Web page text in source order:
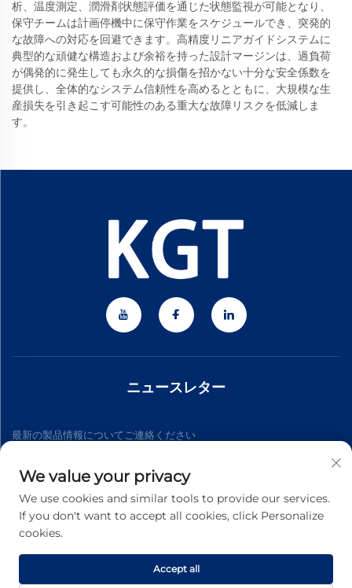
析、温度測定、潤滑剤状態評価を通じた状態監視が可能となり、
保守チームは計画停機中に保守作業をスケジュールでき、突発的
な故障への対応を回避できます。高精度リニアガイドシステムに
典型的な頑健な構造および余裕を持った設計マージンは、過負荷
が偶発的に発生しても永久的な損傷を招かない十分な安全係数を
提供し、全体的なシステム信頼性を高めるとともに、大規模な生
産損失を引き起こす可能性のある重大な故障リスクを低減しま
す。
ニュースレター
最新の製品情報についてご連絡ください
We value your privacy
We use cookies and similar tools to provide our services.
If you don't want to accept all cookies, click Personalize
cookies.
Accept all